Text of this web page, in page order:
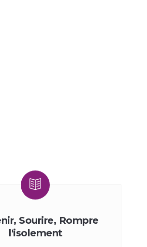
Sourire, Rompre
l′isolement